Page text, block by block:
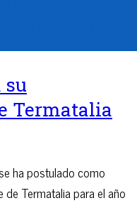
su
Termatalia
ha postulado como
Termatalia para el año